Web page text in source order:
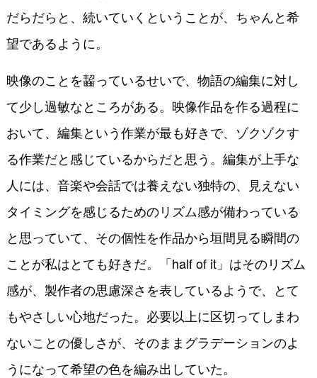
だらだらと、続いていくということが、ちゃんと希
望であるように。
映像のことを齧っているせいで、物語の編集に対し
て少し過敏なところがある。映像作品を作る過程に
おいて、編集という作業が最も好きで、ゾクゾクす
る作業だと感じているからだと思う。編集が上手な
人には、音楽や会話では養えない独特の、見えない
タイミングを感じるためのリズム感が備わっている
と思っていて、その個性を作品から垣間見る瞬間の
ことが私はとても好きだ。「half of it」はそのリズム
感が、製作者の思慮深さを表しているようで、とて
もやさしい心地だった。必要以上に区切ってしまわ
ないことの優しさが、そのままグラデーションのよ
うになって希望の色を編み出していた。